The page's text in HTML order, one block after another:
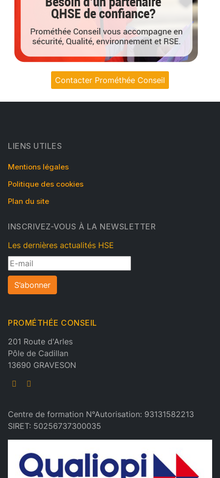
Contacter Prométhée Conseil
LIENS UTILES
Mentions légales
Politique des cookies
Plan du site
INSCRIVEZ-VOUS À LA NEWSLETTER
Les dernières actualités HSE
S’abonner
PROMÉTHÉE CONSEIL
201 Route d'Arles
Pôle de Cadillan
13690 GRAVESON
Centre de formation N°Autorisation: 93131582213
SIRET: 50256737300035